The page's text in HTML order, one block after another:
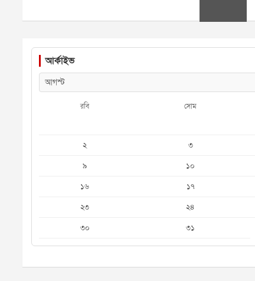
আর্কাইভ
রবি সোম
২
৩
৯
১০
১৬
১৭
২৩
২৪
৩০
৩১